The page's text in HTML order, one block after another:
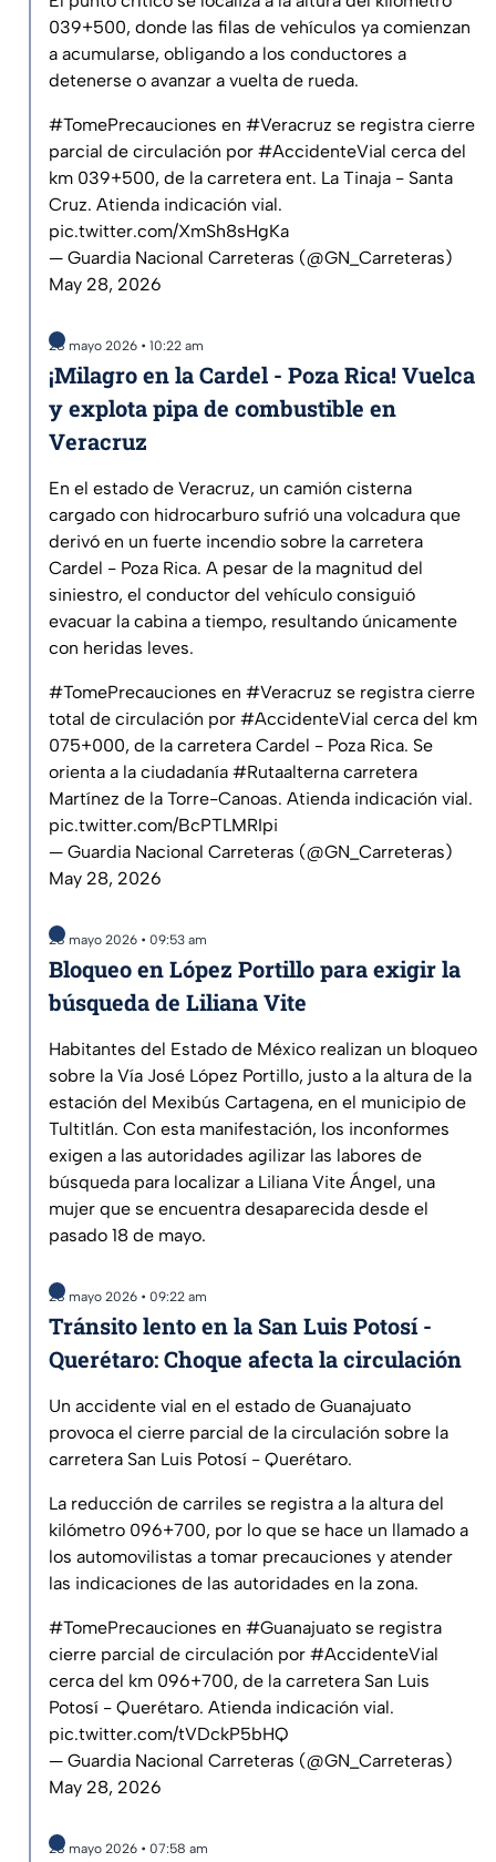
039+500, donde las filas de vehículos ya comienzan
a acumularse, obligando a los conductores a
detenerse o avanzar a vuelta de rueda.
#TomePrecauciones en #Veracruz se registra cierre
parcial de circulación por #AccidenteVial cerca del
km 039+500, de la carretera ent. La Tinaja - Santa
Cruz. Atienda indicación vial.
pic.twitter.com/XmSh8sHgKa
— Guardia Nacional Carreteras (@GN_Carreteras)
May 28, 2026
28 mayo 2026 • 10:22 am
¡Milagro en la Cardel - Poza Rica! Vuelca
y explota pipa de combustible en
Veracruz
En el estado de Veracruz, un camión cisterna
cargado con hidrocarburo sufrió una volcadura que
derivó en un fuerte incendio sobre la carretera
Cardel - Poza Rica. A pesar de la magnitud del
siniestro, el conductor del vehículo consiguió
evacuar la cabina a tiempo, resultando únicamente
con heridas leves.
#TomePrecauciones en #Veracruz se registra cierre
total de circulación por #AccidenteVial cerca del km
075+000, de la carretera Cardel - Poza Rica. Se
orienta a la ciudadanía #Rutaalterna carretera
Martínez de la Torre-Canoas. Atienda indicación vial.
pic.twitter.com/BcPTLMRIpi
— Guardia Nacional Carreteras (@GN_Carreteras)
May 28, 2026
28 mayo 2026 • 09:53 am
Bloqueo en López Portillo para exigir la
búsqueda de Liliana Vite
Habitantes del Estado de México realizan un bloqueo
sobre la Vía José López Portillo, justo a la altura de la
estación del Mexibús Cartagena, en el municipio de
Tultitlán. Con esta manifestación, los inconformes
exigen a las autoridades agilizar las labores de
búsqueda para localizar a Liliana Vite Ángel, una
mujer que se encuentra desaparecida desde el
pasado 18 de mayo.
28 mayo 2026 • 09:22 am
Tránsito lento en la San Luis Potosí -
Querétaro: Choque afecta la circulación
Un accidente vial en el estado de Guanajuato
provoca el cierre parcial de la circulación sobre la
carretera San Luis Potosí - Querétaro.
La reducción de carriles se registra a la altura del
kilómetro 096+700, por lo que se hace un llamado a
los automovilistas a tomar precauciones y atender
las indicaciones de las autoridades en la zona.
#TomePrecauciones en #Guanajuato se registra
cierre parcial de circulación por #AccidenteVial
cerca del km 096+700, de la carretera San Luis
Potosí - Querétaro. Atienda indicación vial.
pic.twitter.com/tVDckP5bHQ
— Guardia Nacional Carreteras (@GN_Carreteras)
May 28, 2026
28 mayo 2026 • 07:58 am